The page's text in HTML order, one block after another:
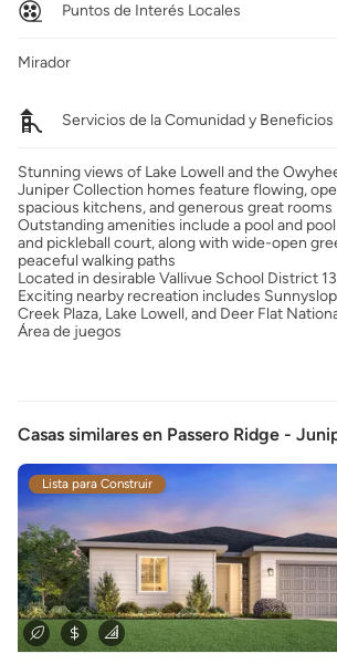
Puntos de Interés Locales
Mirador
Servicios de la Comunidad y Beneficios
Stunning views of Lake Lowell and the
Juniper Collection homes feature flowing,
spacious kitchens, and generous great rooms
Outstanding amenities include a pool and
and pickleball court, along with wide-open
peaceful walking paths
Located in desirable Vallivue School District
Exciting nearby recreation includes
Creek Plaza, Lake Lowell, and Deer Flat
Área de juegos
Casas similares en Passero Ridge -
Lista para Construir